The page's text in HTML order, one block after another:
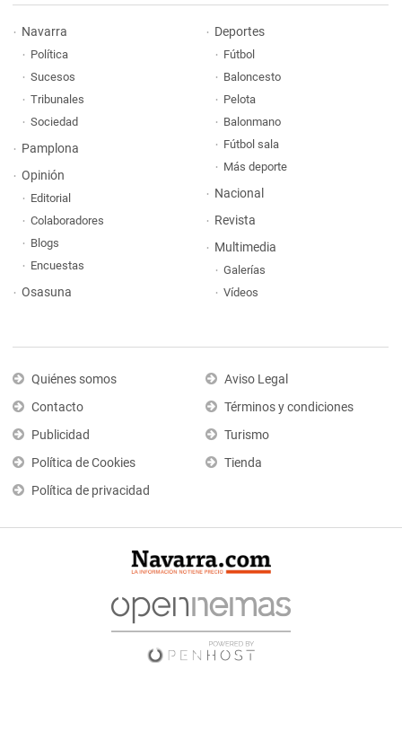
Navarra
Política
Sucesos
Tribunales
Sociedad
Pamplona
Opinión
Editorial
Colaboradores
Blogs
Encuestas
Osasuna
Deportes
Fútbol
Baloncesto
Pelota
Balonmano
Fútbol sala
Más deporte
Nacional
Revista
Multimedia
Galerías
Vídeos
Quiénes somos
Contacto
Publicidad
Política de Cookies
Política de privacidad
Aviso Legal
Términos y condiciones
Turismo
Tienda